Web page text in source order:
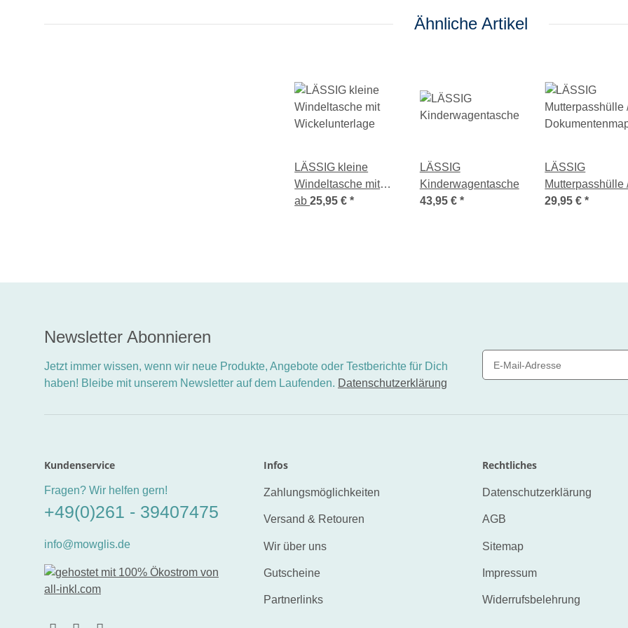
Ähnliche Artikel
LÄSSIG kleine
Windeltasche mit
Wickelunterlage
ab25,95 €*
LÄSSIG
Kinderwagentasche
43,95 € *
LÄSSIG
Mutterpasshülle
29,95 €*
Newsletter Abonnieren
Jetzt immer wissen, wenn wir neue Produkte, Angebote oder Testberichte für Dich
haben! Bleibe mit unserem Newsletter auf dem Laufenden. Datenschutzerklärung
Kundenservice
Fragen? Wir helfen gern!
+49(0)261 - 39407475
info@mowglis.de
Infos
Zahlungsmöglichkeiten
Versand & Retouren
Wir über uns
Gutscheine
Partnerlinks
Rechtliches
Datenschutzerklärung
AGB
Sitemap
Impressum
Widerrufsbelehrung